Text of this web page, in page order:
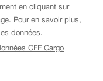
en cliquant sur
Pour en savoir plus,
données.
CFF Cargo